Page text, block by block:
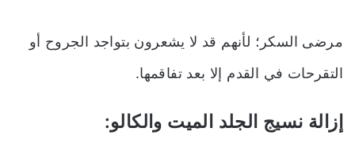
مرضى السكر؛ لأنهم قد لا يشعرون بتواجد الجروح أو
التقرحات في القدم إلا بعد تفاقمها.
إزالة نسيج الجلد الميت والكالو: